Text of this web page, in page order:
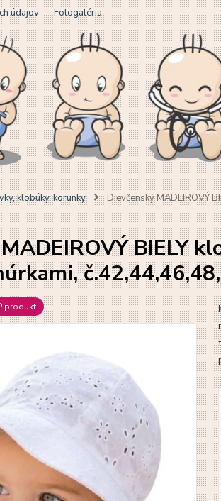
údajov Fotogaléria
klobúky, korunky
Dievčenský MADEIROVÝ
BIELY
produkt